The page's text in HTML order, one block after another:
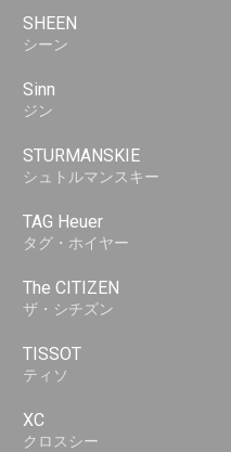
SHEEN
シーン
Sinn
ジン
STURMANSKIE
シュトルマンスキー
TAG Heuer
タグ・ホイヤー
The CITIZEN
ザ・シチズン
TISSOT
ティソ
XC
クロスシー